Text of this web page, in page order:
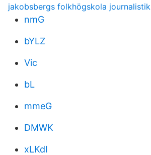
jakobsbergs folkhögskola journalistik
nmG
bYLZ
Vic
bL
mmeG
DMWK
xLKdI